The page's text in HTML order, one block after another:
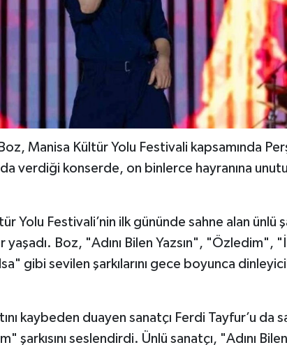
Manisa Kültür Yolu Festivali kapsamında
verdiği konserde, on binlerce hayranına
Yolu Festivali’nin ilk gününde sahne alan ünlü
yaşadı. Boz, "Adını Bilen Yazsın", "Özledim",
gibi sevilen şarkılarını gece boyunca
kaybeden duayen sanatçı Ferdi Tayfur’u da
şarkısını seslendirdi. Ünlü sanatçı, "Adını Bilen